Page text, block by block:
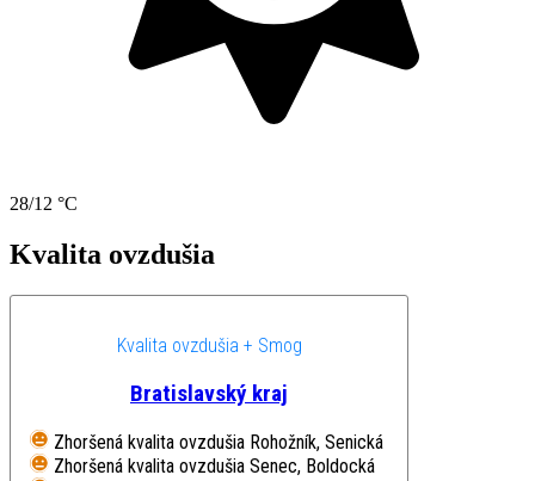
28/12 °C
Kvalita ovzdušia
Kvalita ovzdušia + Smog
Bratislavský kraj
Zhoršená kvalita ovzdušia Rohožník, Senická
Zhoršená kvalita ovzdušia Senec, Boldocká